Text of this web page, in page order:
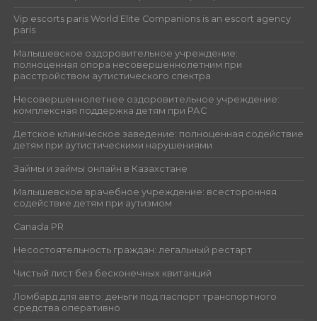
Vip escorts paris World Elite Companions is an escort agency
paris
Малышевское оздоровительное учреждение:
полноценная опора несовершеннолетним при
расстройством аутистического спектра
Несовершеннолетнее оздоровительное учреждение:
комплексная поддержка детям при РАС
Детское клиническое заведение: полноценная содействие
детям при аутистическими нарушениями
Займы и займы онлайн в Казахстане
Малышевское врачебное учреждение: всесторонняя
содействие детям при аутизмом
Canada PR
Несостоятельность граждан: легальный рестарт
Чистый лист без бесконечных квитанций
Ломбард для авто: деньги под паспорт транспортного
средства оперативно